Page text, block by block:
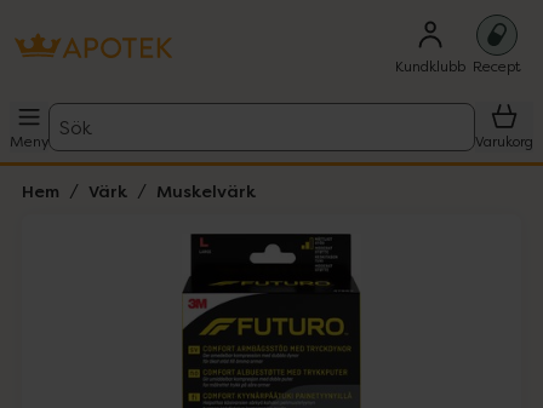
Kundklubb Recept
Meny
Sök
Varukorg
Hem Värk Muskelvärk
Lista: . Innehåller 1 objekt.